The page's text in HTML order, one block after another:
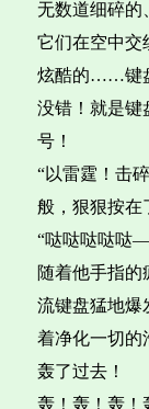
无数道细碎的
它们在空中交
炫酷的……键
没错！就是键
号！
“以雷霆！击
般，狠狠按在
“哒哒哒哒哒
随着他手指
流键盘猛地爆
着净化一切的
轰了过去！
轰！轰！轰